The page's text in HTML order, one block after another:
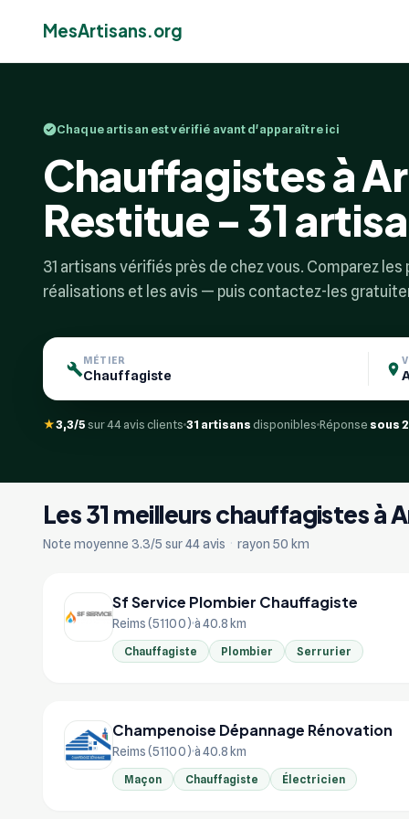
MesArtisans.org
Chaque artisan est vérifié avant d'apparaître ici
Chauffagistes à
Restitue - 31
31 artisans vérifiés près de chez vous. Comparez les
réalisations et les avis — puis contactez-les
MÉTIER
★3,3/5sur 44 avis clients 31 artisansdisponibles Réponse sous
Les 31 meilleurs chauffagistes
Note moyenne 3.3/5 sur 44 avis · rayon 50 km
Sf Service Plombier Chauffagiste
Reims (51100) à 40.8 km
Chauffagiste Plombier Serrurier
Champenoise Dépannage Rénovation
Reims (51100) à 40.8 km
Maçon Chauffagiste Électricien